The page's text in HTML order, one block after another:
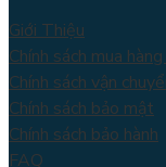
Giới Thiệu
Chính sách mua
Chính sách vận
Chính sách bảo mật
Chính sách bảo hành
FAQ